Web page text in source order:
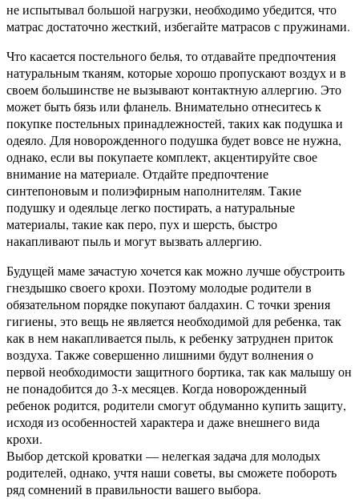
не испытывал большой нагрузки, необходимо убедится, что
матрас достаточно жесткий, избегайте матрасов с пружинами.
Что касается постельного белья, то отдавайте предпочтения
натуральным тканям, которые хорошо пропускают воздух и в
своем большинстве не вызывают контактную аллергию. Это
может быть бязь или фланель. Внимательно отнеситесь к
покупке постельных принадлежностей, таких как подушка и
одеяло. Для новорожденного подушка будет вовсе не нужна,
однако, если вы покупаете комплект, акцентируйте свое
внимание на материале. Отдайте предпочтение
синтепоновым и полиэфирным наполнителям. Такие
подушку и одеяльце легко постирать, а натуральные
материалы, такие как перо, пух и шерсть, быстро
накапливают пыль и могут вызвать аллергию.
Будущей маме зачастую хочется как можно лучше обустроить
гнездышко своего крохи. Поэтому молодые родители в
обязательном порядке покупают балдахин. С точки зрения
гигиены, это вещь не является необходимой для ребенка, так
как в нем накапливается пыль, к ребенку затруднен приток
воздуха. Также совершенно лишними будут волнения о
первой необходимости защитного бортика, так как малышу он
не понадобится до 3-х месяцев. Когда новорожденный
ребенок родится, родители смогут обдуманно купить защиту,
исходя из особенностей характера и даже внешнего вида
крохи.
Выбор детской кроватки — нелегкая задача для молодых
родителей, однако, учтя наши советы, вы сможете побороть
ряд сомнений в правильности вашего выбора.